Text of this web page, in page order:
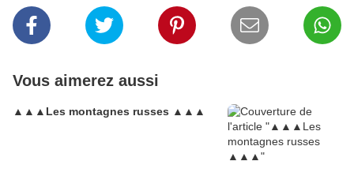
Vous aimerez aussi
▲▲▲Les montagnes russes ▲▲▲